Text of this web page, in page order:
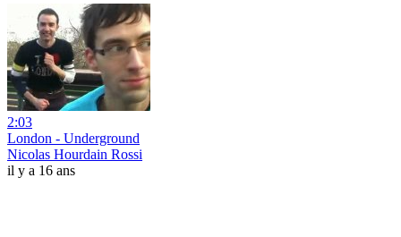
2:03
London - Underground
Nicolas Hourdain Rossi
il y a 16 ans